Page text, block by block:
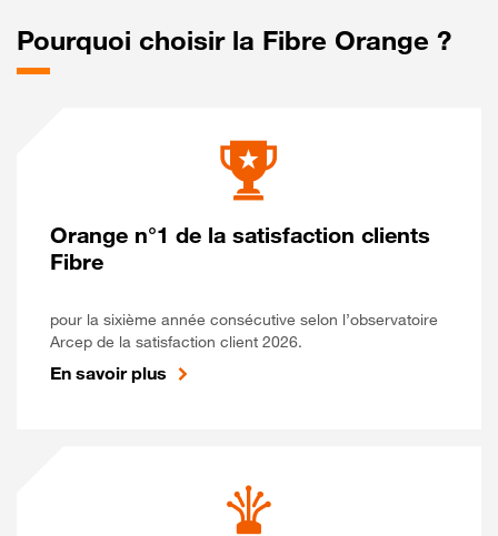
Pourquoi choisir la Fibre Orange ?
Orange n°1 de la satisfaction clients
Fibre
pour la sixième année consécutive selon l’observatoire
Arcep de la satisfaction client 2026.
En savoir plus